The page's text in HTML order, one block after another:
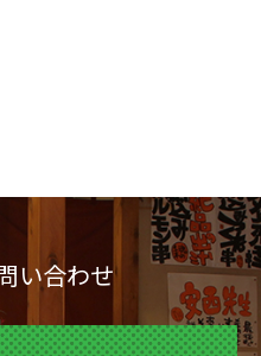
い合わせ